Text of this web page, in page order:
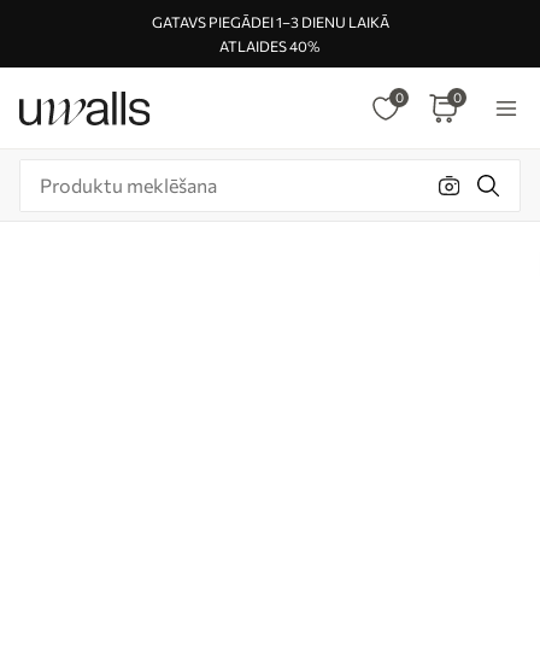
GATAVS PIEGĀDEI 1–3 DIENU LAIKĀ
ATLAIDES 40%
0 0